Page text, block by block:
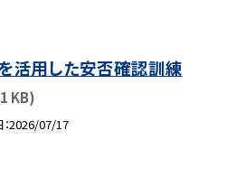
活用した安否確認訓練
KB)
2026/07/17